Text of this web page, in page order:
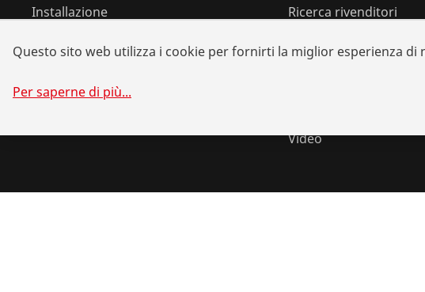
Installazione
Utensileria universale
Ricerca rivenditori
Soluzioni di sistema
Video
Questo sito web utilizza i cookie per fornirti la miglior esperienza di
Per saperne di più...